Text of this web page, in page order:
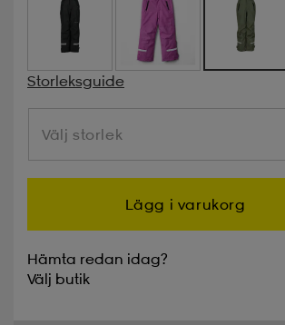
Storleksguide
Välj storlek
Välj storlek
Lägg i varukorg
Hämta redan idag?
Välj butik